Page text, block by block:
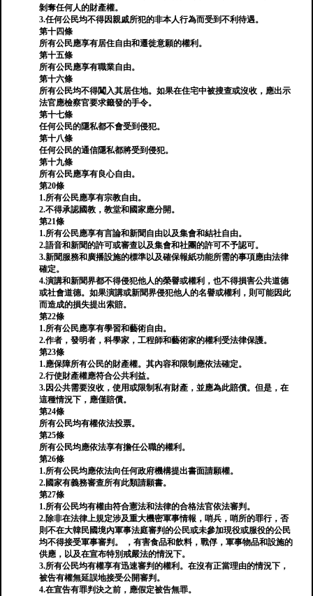
剝奪任何人的財產權。
3.任何公民均不得因親戚所犯的非本人行為而受到不利待遇。
第十四條
所有公民應享有居住自由和遷徙意願的權利。
第十五條
所有公民應享有職業自由。
第十六條
所有公民均不得闖入其居住地。如果在住宅中被搜查或沒收，應出示
法官應檢察官要求籤發的手令。
第十七條
任何公民的隱私都不會受到侵犯。
第十八條
任何公民的通信隱私都將受到侵犯。
第十九條
所有公民應享有良心自由。
第20條
1.所有公民應享有宗教自由。
2.不得承認國教，教堂和國家應分開。
第21條
1.所有公民應享有言論和新聞自由以及集會和結社自由。
2.語音和新聞的許可或審查以及集會和社團的許可不予認可。
3.新聞服務和廣播設施的標準以及確保報紙功能所需的事項應由法律
確定。
4.演講和新聞界都不得侵犯他人的榮譽或權利，也不得損害公共道德
或社會道德。如果演講或新聞界侵犯他人的名譽或權利，則可能因此
而造成的損失提出索賠。
第22條
1.所有公民應享有學習和藝術自由。
2.作者，發明者，科學家，工程師和藝術家的權利受法律保護。
第23條
1.應保障所有公民的財產權。其內容和限制應依法確定。
2.行使財產權應符合公共利益。
3.因公共需要沒收，使用或限制私有財產，並應為此賠償。但是，在
這種情況下，應僅賠償。
第24條
所有公民均有權依法投票。
第25條
所有公民均應依法享有擔任公職的權利。
第26條
1.所有公民均應依法向任何政府機構提出書面請願權。
2.國家有義務審查所有此類請願書。
第27條
1.所有公民均有權由符合憲法和法律的合格法官依法審判。
2.除非在法律上規定涉及重大機密軍事情報，哨兵，哨所的罪行，否
則不在大韓民國境內軍事法庭審判的公民或未參加現役或服役的公民
均不得接受軍事審判。 ，有害食品和飲料，戰俘，軍事物品和設施的
供應，以及在宣布特別戒嚴法的情況下。
3.所有公民均有權享有迅速審判的權利。在沒有正當理由的情況下，
被告有權無延誤地接受公開審判。
4.在宣告有罪判決之前，應假定被告無罪。